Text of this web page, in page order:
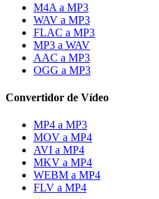
M4A a MP3
WAV a MP3
FLAC a MP3
MP3 a WAV
AAC a MP3
OGG a MP3
Convertidor de Vídeo
MP4 a MP3
MOV a MP4
AVI a MP4
MKV a MP4
WEBM a MP4
FLV a MP4